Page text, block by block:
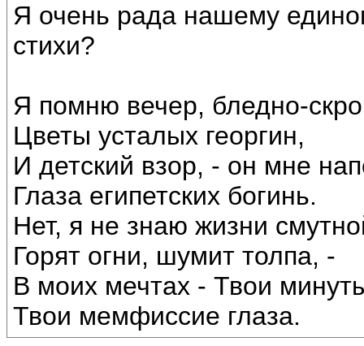
Я очень рада нашему
стихи?
Я помню вечер, бледно-
Цветы усталых георгин,
И детский взор, - он мне
Глаза египетских богинь.
Нет, я не знаю жизни
Горят огни, шумит толпа, -
В моих мечтах - Твои
Твои мемфиссие глаза.